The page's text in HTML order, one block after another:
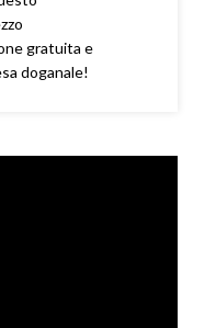
gratuita e
doganale!